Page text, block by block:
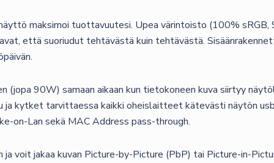
RJ45
määrä
maksimoi tuottavuutesi. Upea värintoisto (100%
että suoriudut tehtävästä kuin tehtävästä.
(jopa 90W) samaan aikaan kun tietokoneen kuva siirtyy
kytket tarvittaessa kaikki oheislaitteet kätevästi näytön
on-Lan sekä MAC Address pass-through.
voit jakaa kuvan Picture-by-Picture (PbP) tai Picture-in-